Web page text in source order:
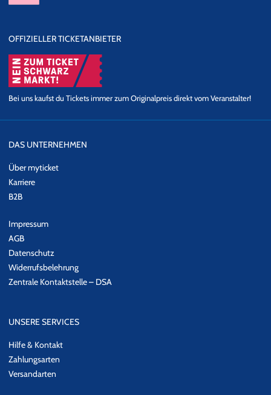
OFFIZIELLER TICKETANBIETER
Bei uns kaufst du Tickets immer zum Originalpreis direkt vom Veranstalter!
DAS UNTERNEHMEN
Über myticket
Karriere
B2B
Impressum
AGB
Datenschutz
Widerrufsbelehrung
Zentrale Kontaktstelle – DSA
UNSERE SERVICES
Hilfe & Kontakt
Zahlungsarten
Versandarten